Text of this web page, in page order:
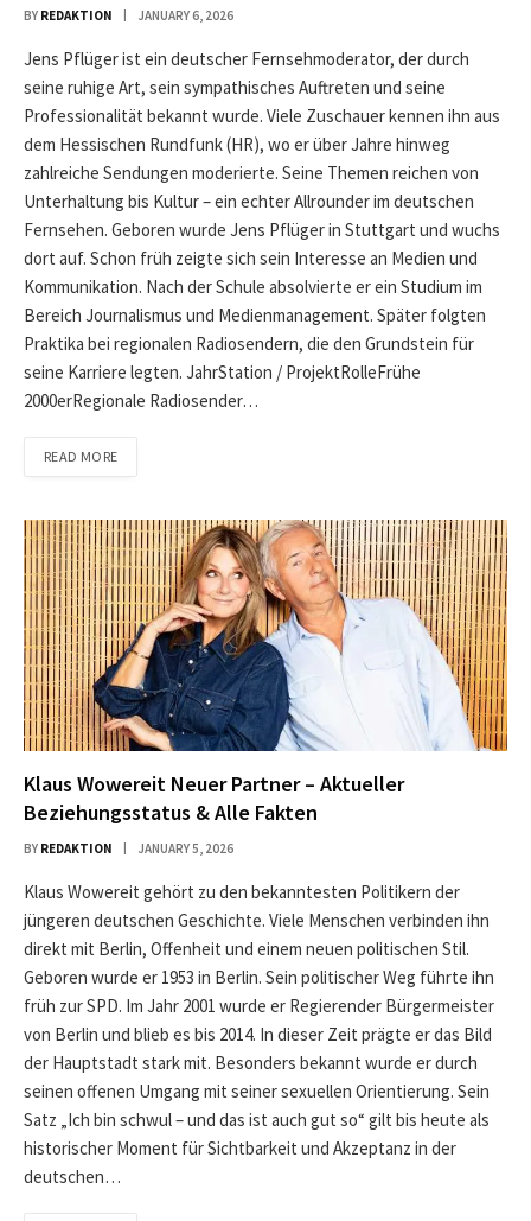
BY REDAKTION JANUARY 6, 2026
Jens Pflüger ist ein deutscher Fernsehmoderator, der durch
seine ruhige Art, sein sympathisches Auftreten und seine
Professionalität bekannt wurde. Viele Zuschauer kennen ihn aus
dem Hessischen Rundfunk (HR), wo er über Jahre hinweg
zahlreiche Sendungen moderierte. Seine Themen reichen von
Unterhaltung bis Kultur – ein echter Allrounder im deutschen
Fernsehen. Geboren wurde Jens Pflüger in Stuttgart und wuchs
dort auf. Schon früh zeigte sich sein Interesse an Medien und
Kommunikation. Nach der Schule absolvierte er ein Studium im
Bereich Journalismus und Medienmanagement. Später folgten
Praktika bei regionalen Radiosendern, die den Grundstein für
seine Karriere legten. JahrStation / ProjektRolleFrühe
2000erRegionale Radiosender…
READ MORE
Klaus Wowereit Neuer Partner – Aktueller
Beziehungsstatus & Alle Fakten
BY REDAKTION JANUARY 5, 2026
Klaus Wowereit gehört zu den bekanntesten Politikern der
jüngeren deutschen Geschichte. Viele Menschen verbinden ihn
direkt mit Berlin, Offenheit und einem neuen politischen Stil.
Geboren wurde er 1953 in Berlin. Sein politischer Weg führte ihn
früh zur SPD. Im Jahr 2001 wurde er Regierender Bürgermeister
von Berlin und blieb es bis 2014. In dieser Zeit prägte er das Bild
der Hauptstadt stark mit. Besonders bekannt wurde er durch
seinen offenen Umgang mit seiner sexuellen Orientierung. Sein
Satz „Ich bin schwul – und das ist auch gut so“ gilt bis heute als
historischer Moment für Sichtbarkeit und Akzeptanz in der
deutschen…